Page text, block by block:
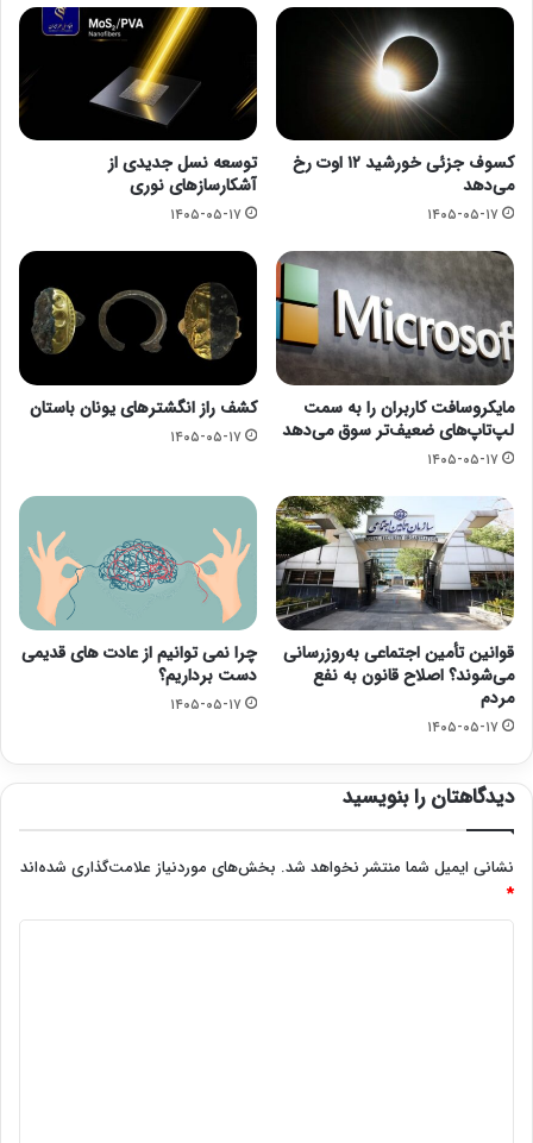
کسوف جزئی خورشید ۱۲ اوت رخ
می‌دهد
۱۴۰۵-۰۵-۱۷
توسعه نسل جدیدی از
آشکارسازهای نوری
۱۴۰۵-۰۵-۱۷
مایکروسافت کاربران را به سمت
لپ‌تاپ‌های ضعیف‌تر سوق می‌دهد
۱۴۰۵-۰۵-۱۷
کشف راز انگشترهای یونان باستان
۱۴۰۵-۰۵-۱۷
قوانین تأمین اجتماعی به‌روزرسانی
می‌شوند؟ اصلاح قانون به نفع
مردم
۱۴۰۵-۰۵-۱۷
چرا نمی توانیم از عادت های قدیمی
دست برداریم؟
۱۴۰۵-۰۵-۱۷
دیدگاهتان را بنویسید
نشانی ایمیل شما منتشر نخواهد شد. بخش‌های موردنیاز علامت‌گذاری شده‌اند
*